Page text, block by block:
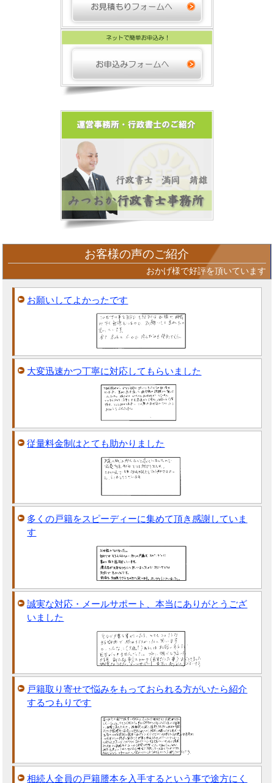
お客様の声のご紹介
おかげ様で好評を頂いています
お願いしてよかったです
大変迅速かつ丁寧に対応してもらいました
従量料金制はとても助かりました
多くの戸籍をスピーディーに集めて頂き感謝していま
す
誠実な対応・メールサポート、本当にありがとうござ
いました
戸籍取り寄せで悩みをもっておられる方がいたら紹介
するつもりです
相続人全員の戸籍謄本を入手するという事で途方にく